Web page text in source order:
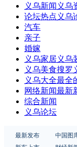
义乌新闻 义乌
论坛热点 义乌
汽车
亲子
婚嫁
义乌家居义乌
义乌美食搜罗
义乌大全最全
网络新闻最新
综合新闻
义乌论坛
最新发布 中国图